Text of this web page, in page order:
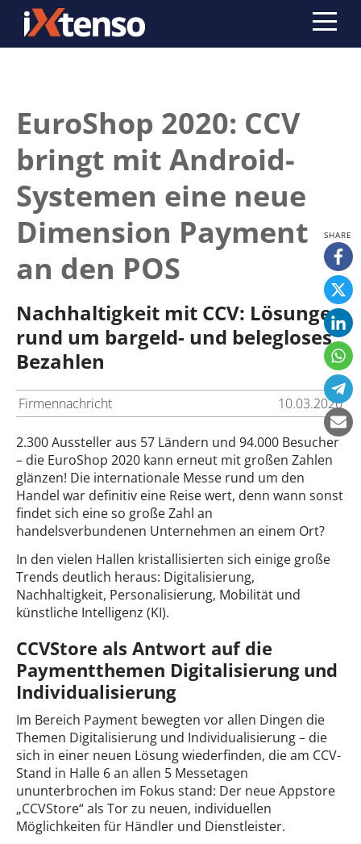
EuroShop 2020: CCV
bringt mit Android-
Systemen eine neue
Dimension Payment
an den POS
Nachhaltigkeit mit CCV: Lösungen
rund um bargeld- und belegloses
Bezahlen
Firmennachricht 10.03.2020
2.300 Aussteller aus 57 Ländern und 94.000 Besucher
– die EuroShop 2020 kann erneut mit großen Zahlen
glänzen! Die internationale Messe rund um den
Handel war definitiv eine Reise wert, denn wann sonst
findet sich eine so große Zahl an
handelsverbundenen Unternehmen an einem Ort?
In den vielen Hallen kristallisierten sich einige große
Trends deutlich heraus: Digitalisierung,
Nachhaltigkeit, Personalisierung, Mobilität und
künstliche Intelligenz (KI).
CCVStore als Antwort auf die
Paymentthemen Digitalisierung und
Individualisierung
Im Bereich Payment bewegten vor allen Dingen die
Themen Digitalisierung und Individualisierung – die
sich in einer neuen Lösung wiederfinden, die am CCV-
Stand in Halle 6 an allen 5 Messetagen
ununterbrochen im Fokus stand: Der neue Appstore
„CCVStore“ als Tor zu neuen, individuellen
Möglichkeiten für Händler und Dienstleister.